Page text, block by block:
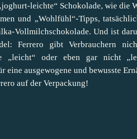
leichte“ Schokolade, wie
und „Wohlfühl“-Tipps,
Vollmilchschokolade. Und ist
Ferrero gibt Verbrauchern
„leicht“ oder eben gar nicht
eine ausgewogene und bewusste
auf der Verpackung!